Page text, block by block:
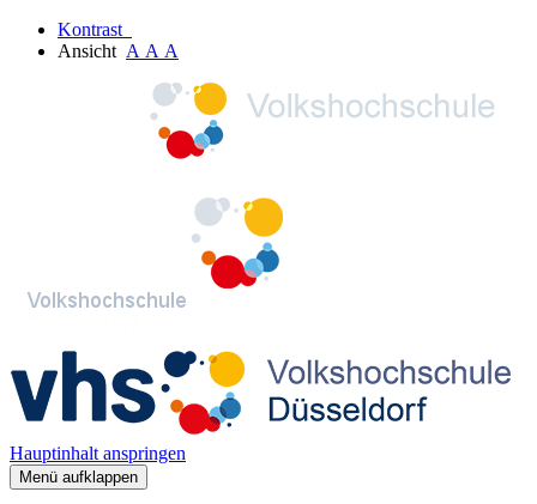
Kontrast
Ansicht A A A
Hauptinhalt anspringen
Menü aufklappen